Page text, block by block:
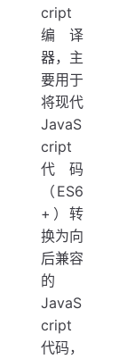
cript
编译
器，主
要用于
将现代
JavaS
cript
代码
（ES6
+）转
换为向
后兼容
的
JavaS
cript
代码，